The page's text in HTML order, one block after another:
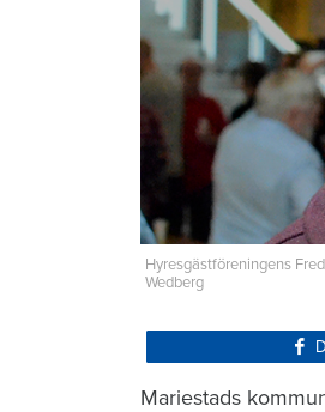
Hyresgästföreningens
Wedberg
Mariestads